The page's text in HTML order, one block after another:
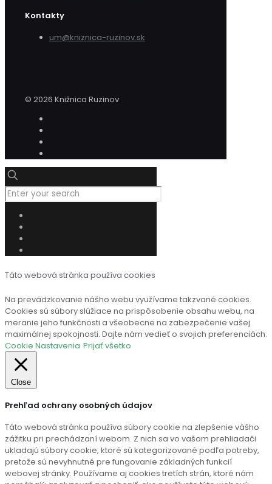
Kontakty
um@kniznica-ruzinov.sk
© 2026 Knižnica Ruzinov
Táto webová stránka používa cookies
Na prevádzkovanie nášho webu využívame takzvané cookies.
Cookies sú súbory slúžiace na prispôsobenie obsahu webu, na
meranie jeho funkčnosti a všeobecne na zabezpečenie vašej
maximálnej spokojnosti. Dajte nám vedieť o svojich preferenciách.
Cookie Nastavenia Prijať všetko
Close
Prehľad ochrany osobných údajov
Táto webová stránka používa súbory cookie na zlepšenie vášho
zážitku pri prechádzaní webom. Z nich sa vo vašom prehliadači
ukladajú súbory cookie, ktoré sú kategorizované podľa potreby,
pretože sú nevyhnutné pre fungovanie základných funkcií
webovej stránky. Používame aj cookies tretích strán, ktoré nám